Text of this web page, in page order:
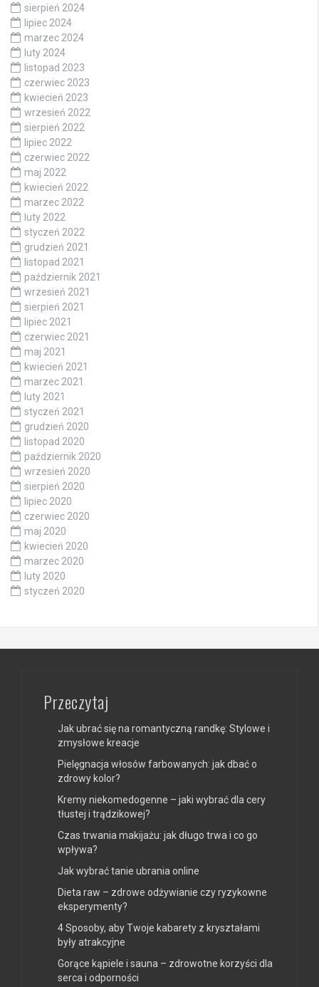
sierpień 2024
lipiec 2024
marzec 2024
luty 2024
listopad 2023
czerwiec 2023
kwiecień 2023
wrzesień 2022
sierpień 2022
lipiec 2022
czerwiec 2022
maj 2022
kwiecień 2022
marzec 2022
luty 2022
styczeń 2022
grudzień 2021
listopad 2021
październik 2021
wrzesień 2021
sierpień 2021
lipiec 2021
czerwiec 2021
maj 2021
kwiecień 2021
marzec 2021
luty 2021
styczeń 2021
grudzień 2020
listopad 2020
październik 2020
wrzesień 2020
sierpień 2020
lipiec 2020
czerwiec 2020
maj 2020
kwiecień 2020
marzec 2020
luty 2020
styczeń 2020
Przeczytaj
Jak ubrać się na romantyczną randkę: Stylowe i
zmysłowe kreacje
Pielęgnacja włosów farbowanych: jak dbać o
zdrowy kolor?
Kremy niekomedogenne – jaki wybrać dla cery
tłustej i trądzikowej?
Czas trwania makijażu: jak długo trwa i co go
wpływa?
Jak wybrać tanie ubrania online
Dieta raw – zdrowe odżywianie czy ryzykowne
eksperymenty?
4 Sposoby, aby Twoje kabarety z kryształami
były atrakcyjne
Gorące kąpiele i sauna – zdrowotne korzyści dla
serca i odporności